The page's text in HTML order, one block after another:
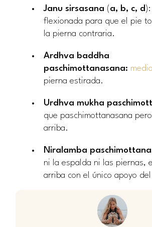
Janu sirsasana ( a, b, c, d
flexionada para que el pie
la pierna contraria.
Ardhva baddha
paschimottanasana:
pierna estirada.
Urdhva mukha
que paschimottanasana
arriba.
Niralamba
ni la espalda ni las piernas,
arriba con el único apoyo